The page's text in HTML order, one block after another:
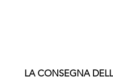
LA CONSEGNA